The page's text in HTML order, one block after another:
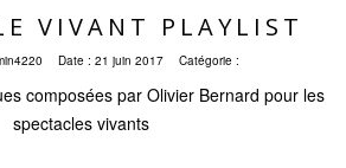
VIVANT PLAYLIST
Date : 21 juin 2017 Catégorie :
composées par Olivier Bernard pour les
spectacles vivants